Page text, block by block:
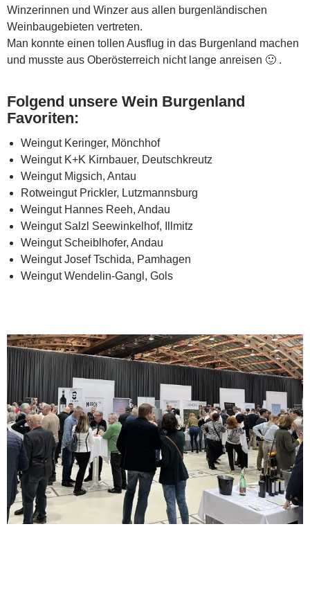
Winzerinnen und Winzer aus allen burgenländischen
Weinbaugebieten vertreten.
Man konnte einen tollen Ausflug in das Burgenland machen
und musste aus Oberösterreich nicht lange anreisen 🙂 .
Folgend unsere Wein Burgenland
Favoriten:
Weingut Keringer, Mönchhof
Weingut K+K Kirnbauer, Deutschkreutz
Weingut Migsich, Antau
Rotweingut Prickler, Lutzmannsburg
Weingut Hannes Reeh, Andau
Weingut Salzl Seewinkelhof, Illmitz
Weingut Scheiblhofer, Andau
Weingut Josef Tschida, Pamhagen
Weingut Wendelin-Gangl, Gols